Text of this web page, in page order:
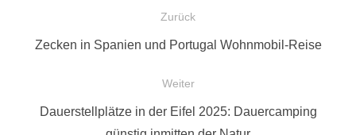
BeitragsnavigationZurück
Vorheriger
Zecken in Spanien und Portugal Wohnmobil-Reise
Weiter
Nächster
Dauerstellplätze in der Eifel 2025: Dauercamping